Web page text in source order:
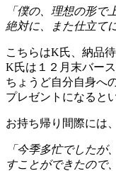
「僕の、理想の形で
絶対に、また仕立て
こちらはK氏、納品
K氏は１２月末バー
ちょうど自分自身へ
プレゼントになると
お持ち帰り間際には、
「今季多忙でしたが
すことができたので、